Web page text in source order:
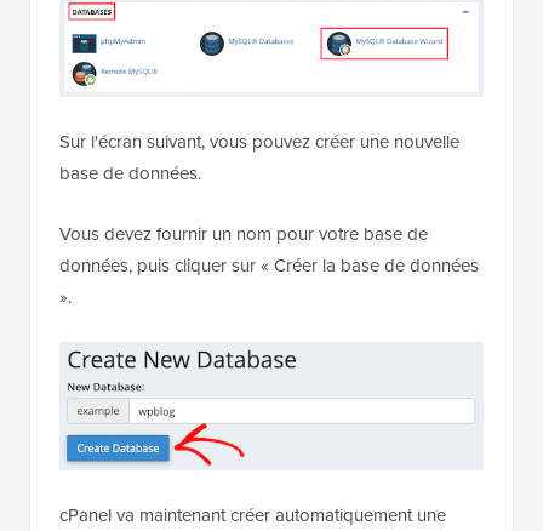
Sur l'écran suivant, vous pouvez créer une nouvelle
base de données.
Vous devez fournir un nom pour votre base de
données, puis cliquer sur « Créer la base de données
».
cPanel va maintenant créer automatiquement une